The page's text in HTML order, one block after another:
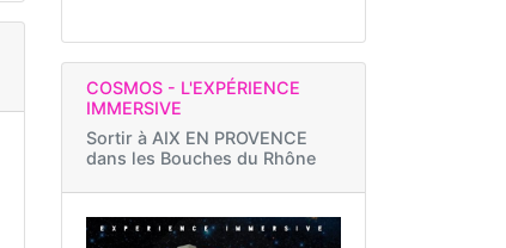
COSMOS - L'EXPÉRIENCE
IMMERSIVE
Sortir à AIX EN PROVENCE
dans les Bouches du Rhône